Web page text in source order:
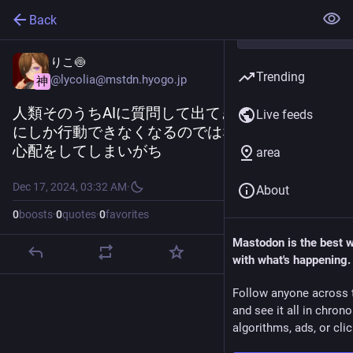
Back
神
りこ🍥
@lycolia@mstdn.hyogo.jp
人類そのうちAIに質問して出てきた返事のとおり
にしか行動できなくなるのではないかみたいな
心配をしてしまいがち
Dec 17, 2024, 03:32 AM·
0boosts·0quotes·0favorites
Trending
Live feeds
area
About
Mastodon is the best
with what's happening.
Follow anyone across
and see it all in
algorithms, ads, or